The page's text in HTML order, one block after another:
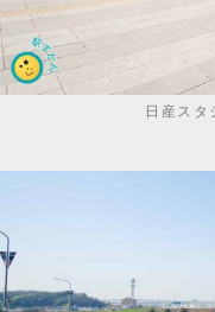
日産スタ